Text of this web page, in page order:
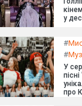
у
#
#
У
про